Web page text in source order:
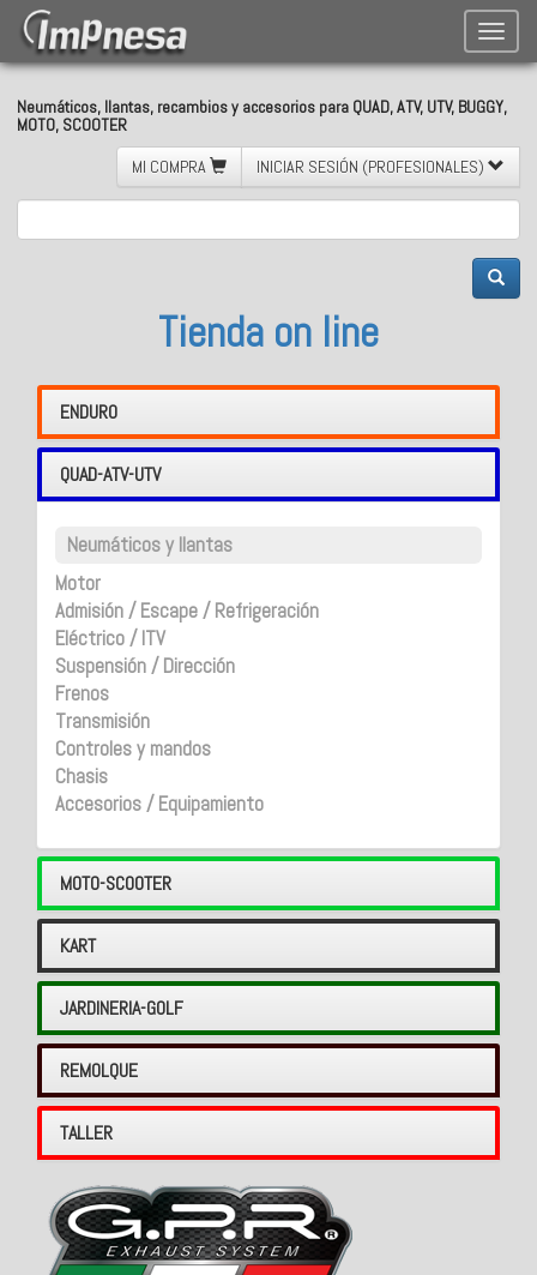
Toggle
Neumáticos, llantas, recambios y accesorios para QUAD, ATV, UTV, BUGGY,
MOTO, SCOOTER
MI COMPRA
INICIAR SESIÓN (PROFESIONALES)
Tienda on line
ENDURO
QUAD-ATV-UTV
Neumáticos y llantas
Motor
Admisión / Escape / Refrigeración
Eléctrico / ITV
Suspensión / Dirección
Frenos
Transmisión
Controles y mandos
Chasis
Accesorios / Equipamiento
MOTO-SCOOTER
KART
JARDINERIA-GOLF
REMOLQUE
TALLER